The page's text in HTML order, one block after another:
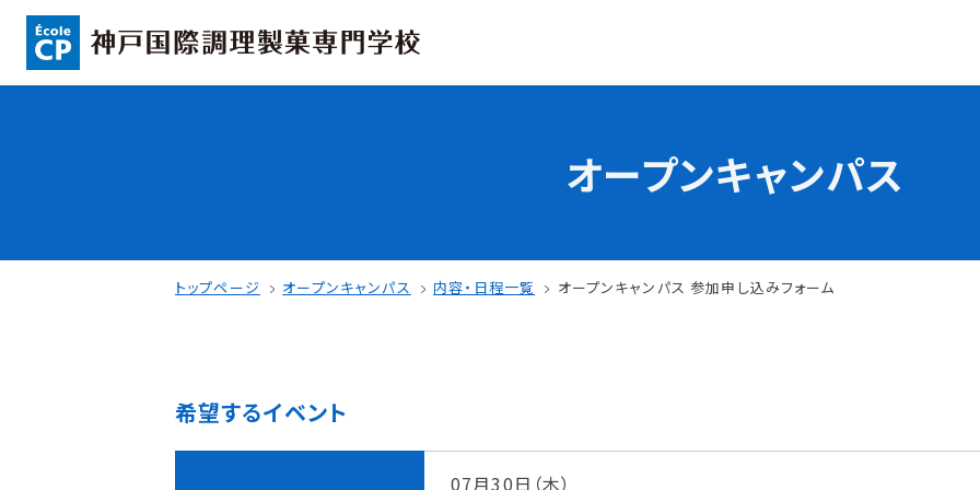
ここから始まる私の未来
日本全国から集まる学生たち
指定校推薦入試
一般入試
学校の特長
サマーチャレンジ実習
オープンキャンパス
トップページ オープンキャンパス 内容・日程一覧 オープンキャンパス 参加申し込みフォーム
希望するイベント
07月30日（木）